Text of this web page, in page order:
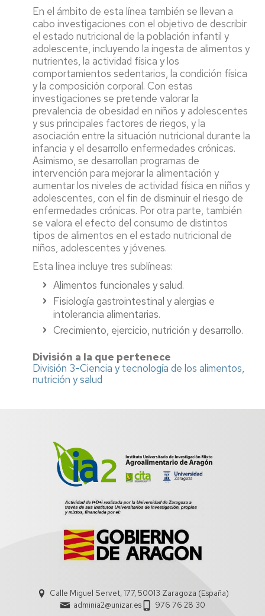
En el ámbito de esta línea también se llevan a
cabo investigaciones con el objetivo de describir
el estado nutricional de la población infantil y
adolescente, incluyendo la ingesta de alimentos y
nutrientes, la actividad física y los
comportamientos sedentarios, la condición física
y la composición corporal. Con estas
investigaciones se pretende valorar la
prevalencia de obesidad en niños y adolescentes
y sus principales factores de riegos, y la
asociación entre la situación nutricional durante la
infancia y el desarrollo enfermedades crónicas.
Asimismo, se desarrollan programas de
intervención para mejorar la alimentación y
aumentar los niveles de actividad física en niños y
adolescentes, con el fin de disminuir el riesgo de
enfermedades crónicas. Por otra parte, también
se valora el efecto del consumo de distintos
tipos de alimentos en el estado nutricional de
niños, adolescentes y jóvenes.
Esta línea incluye tres sublíneas:
Alimentos funcionales y salud.
Fisiología gastrointestinal y alergias e
intolerancia alimentarias.
Crecimiento, ejercicio, nutrición y desarrollo.
División a la que pertenece
División 3-Ciencia y tecnología de los alimentos,
nutrición y salud
Calle Miguel Servet, 177, 50013 Zaragoza (España)
adminia2@unizar.es
976 76 28 30